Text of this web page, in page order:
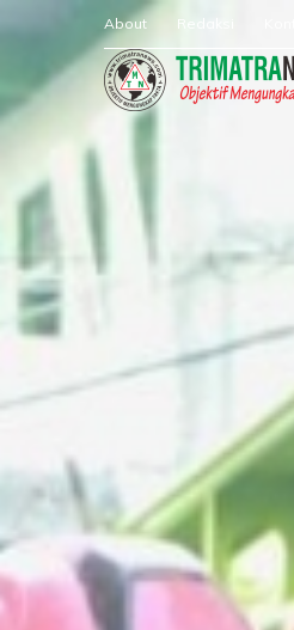
About Redaksi